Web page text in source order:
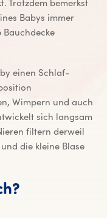
Trotzdem bemerkst
Babys immer
einen Schlaf-
Wimpern und auch
sich langsam
filtern derweil
die kleine Blase